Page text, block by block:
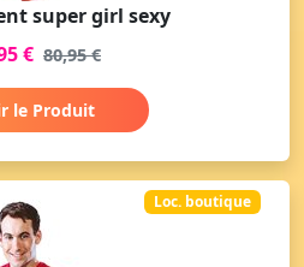
super girl sexy
€ 80,95 €
le Produit
Loc. boutique